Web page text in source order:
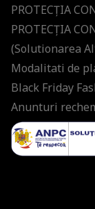
PROTECŢIA
PROTECŢIA
(Solutionarea
Modalitati de
Black Friday
Anunturi